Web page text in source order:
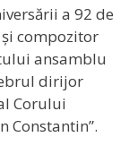
a 92 de
compozitor
ansamblu
dirijor
Corului
Constantin”.